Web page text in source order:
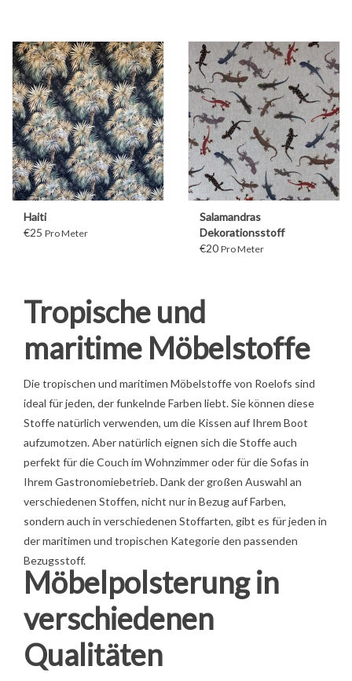
Haiti
€25 Pro Meter
Salamandras
Dekorationsstoff
€20 Pro Meter
Tropische und
maritime Möbelstoffe
Die tropischen und maritimen Möbelstoffe von Roelofs sind
ideal für jeden, der funkelnde Farben liebt. Sie können diese
Stoffe natürlich verwenden, um die Kissen auf Ihrem Boot
aufzumotzen. Aber natürlich eignen sich die Stoffe auch
perfekt für die Couch im Wohnzimmer oder für die Sofas in
Ihrem Gastronomiebetrieb. Dank der großen Auswahl an
verschiedenen Stoffen, nicht nur in Bezug auf Farben,
sondern auch in verschiedenen Stoffarten, gibt es für jeden in
der maritimen und tropischen Kategorie den passenden
Bezugsstoff.
Möbelpolsterung in
verschiedenen
Qualitäten